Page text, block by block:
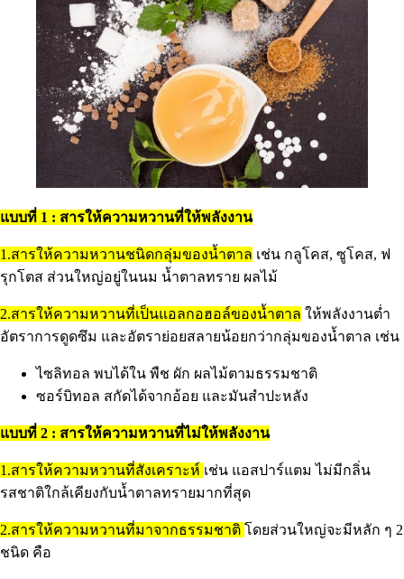
แบบที่ 1 : สารให้ความหวานที่ให้พลังงาน
1.สารให้ความหวานชนิดกลุ่มของน้ำตาล เช่น กลูโคส, ซูโคส, ฟ
รุกโตส ส่วนใหญ่อยู่ในนม น้ำตาลทราย ผลไม้
2.สารให้ความหวานที่เป็นแอลกอฮอล์ของน้ำตาล ให้พลังงานต่ำ
อัตราการดูดซึม และอัตราย่อยสลายน้อยกว่ากลุ่มของน้ำตาล เช่น
ไซลิทอล พบได้ใน พืช ผัก ผลไม้ตามธรรมชาติ
ซอร์บิทอล สกัดได้จากอ้อย และมันสำปะหลัง
แบบที่ 2 : สารให้ความหวานที่ไม่ให้พลังงาน
1.สารให้ความหวานที่สังเคราะห์ เช่น แอสปาร์แตม ไม่มีกลิ่น
รสชาติใกล้เคียงกับน้ำตาลทรายมากที่สุด
2.สารให้ความหวานที่มาจากธรรมชาติ โดยส่วนใหญ่จะมีหลัก ๆ 2
ชนิด คือ